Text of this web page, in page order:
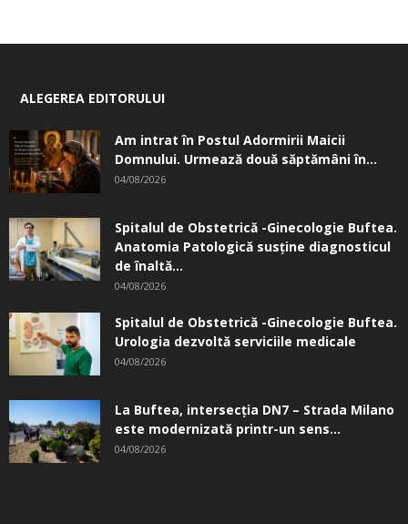
ALEGEREA EDITORULUI
Am intrat în Postul Adormirii Maicii
Domnului. Urmează două săptămâni în...
04/08/2026
Spitalul de Obstetrică -Ginecologie Buftea.
Anatomia Patologică susţine diagnosticul
de înaltă...
04/08/2026
Spitalul de Obstetrică -Ginecologie Buftea.
Urologia dezvoltă serviciile medicale
04/08/2026
La Buftea, intersecţia DN7 – Strada Milano
este modernizată printr-un sens...
04/08/2026